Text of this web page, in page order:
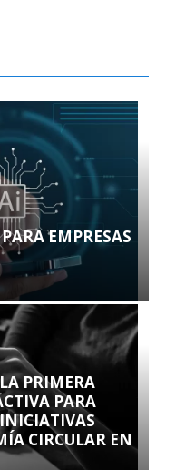
EMPRESAS
PRIMERA
PARA
CIRCULAR EN